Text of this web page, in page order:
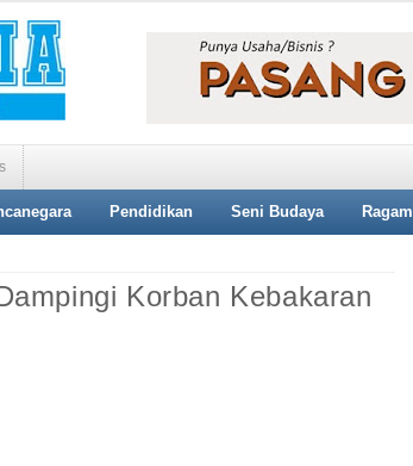
Pendidikan Seni Budaya Ragam
Korban Kebakaran